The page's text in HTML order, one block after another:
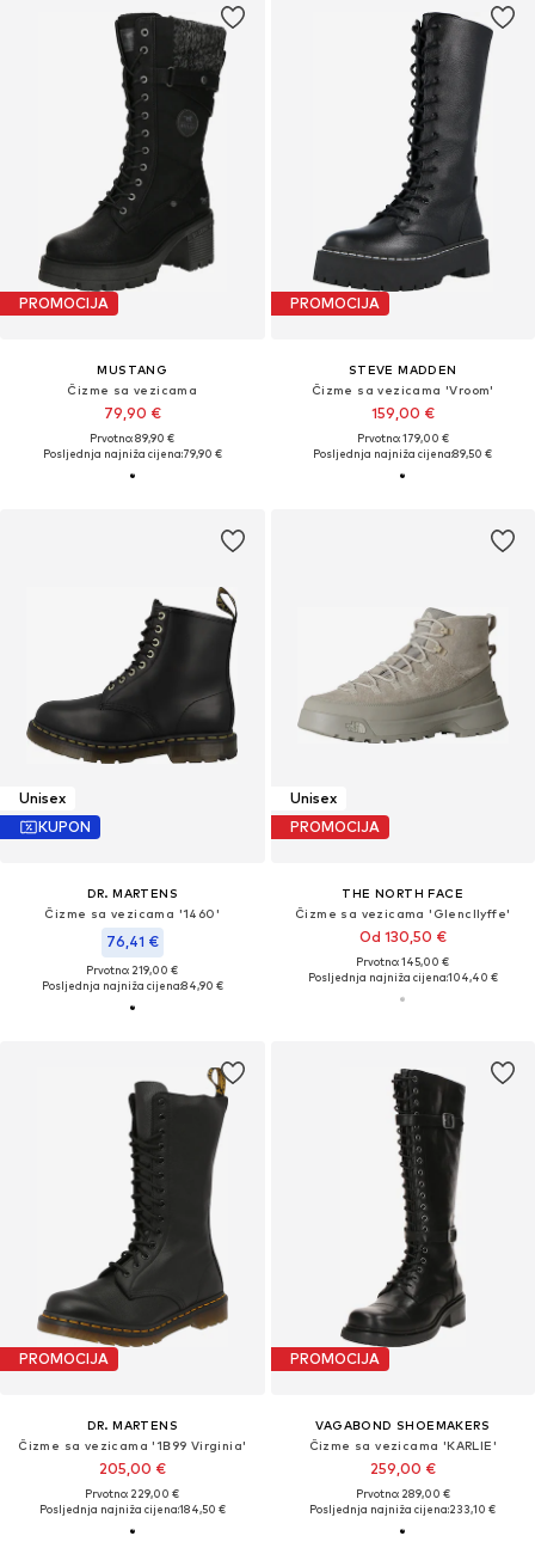
PROMOCIJA
MUSTANG
Čizme sa vezicama
79,90 €
Prvotno: 89,90 €
Posljednja najniža cijena:79,90 €
PROMOCIJA
STEVE MADDEN
Čizme sa vezicama 'Vroom'
159,00 €
Prvotno: 179,00 €
Posljednja najniža cijena:89,50 €
Unisex
KUPON
DR. MARTENS
Čizme sa vezicama '1460'
76,41 €
Prvotno: 219,00 €
Posljednja najniža cijena:84,90 €
Unisex
PROMOCIJA
THE NORTH FACE
Čizme sa vezicama 'Glencllyffe'
Od 130,50 €
Prvotno: 145,00 €
Posljednja najniža cijena:104,40 €
PROMOCIJA
DR. MARTENS
Čizme sa vezicama '1B99 Virginia'
205,00 €
Prvotno: 229,00 €
Posljednja najniža cijena:184,50 €
PROMOCIJA
VAGABOND SHOEMAKERS
Čizme sa vezicama 'KARLIE'
259,00 €
Prvotno: 289,00 €
Posljednja najniža cijena:233,10 €